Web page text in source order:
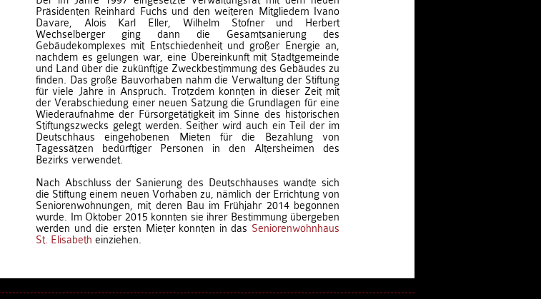
Präsidenten Reinhard Fuchs und den weiteren Mitgliedern Ivano
Davare, Alois Karl Eller, Wilhelm Stofner und Herbert
Wechselberger ging dann die Gesamtsanierung des
Gebäudekomplexes mit Entschiedenheit und großer Energie an,
nachdem es gelungen war, eine Übereinkunft mit Stadtgemeinde
und Land über die zukünftige Zweckbestimmung des Gebäudes zu
finden. Das große Bauvorhaben nahm die Verwaltung der Stiftung
für viele Jahre in Anspruch. Trotzdem konnten in dieser Zeit mit
der Verabschiedung einer neuen Satzung die Grundlagen für eine
Wiederaufnahme der Fürsorgetätigkeit im Sinne des historischen
Stiftungszwecks gelegt werden. Seither wird auch ein Teil der im
Deutschhaus eingehobenen Mieten für die Bezahlung von
Tagessätzen bedürftiger Personen in den Altersheimen des
Bezirks verwendet.
Nach Abschluss der Sanierung des Deutschhauses wandte sich
die Stiftung einem neuen Vorhaben zu, nämlich der Errichtung von
Seniorenwohnungen, mit deren Bau im Frühjahr 2014 begonnen
wurde. Im Oktober 2015 konnten sie ihrer Bestimmung übergeben
werden und die ersten Mieter konnten in das Seniorenwohnhaus
St. Elisabeth einziehen.